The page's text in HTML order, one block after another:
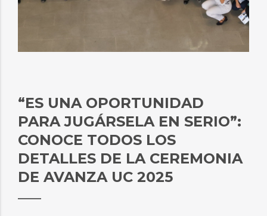
“ES UNA OPORTUNIDAD
PARA JUGÁRSELA EN SERIO”:
CONOCE TODOS LOS
DETALLES DE LA CEREMONIA
DE AVANZA UC 2025